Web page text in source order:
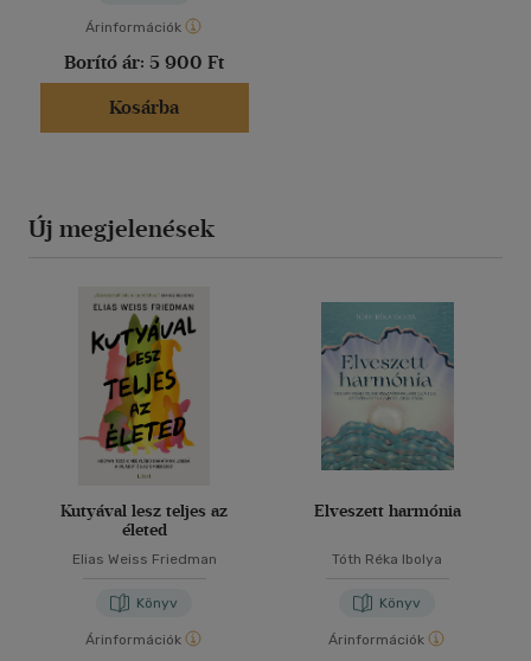
Árinformációk
Borító ár: 5 900 Ft
Kosárba
Új megjelenések
Kutyával lesz teljes az
életed
Elias Weiss Friedman
Könyv
Árinformációk
Elveszett harmónia
Tóth Réka Ibolya
Könyv
Árinformációk